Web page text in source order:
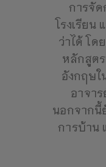
การจั
โรงเรียน
ว่าได้ โด
หลักสูต
อังกฤษ
อาจา
นอกจากนี้
การบ้าน